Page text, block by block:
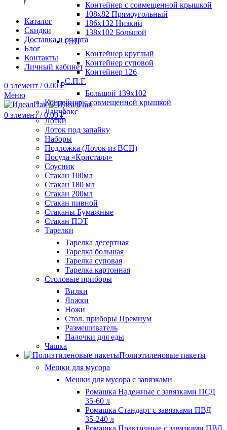
Каталог
Скидки
Доставка и оплата
Блог
Контакты
Личный кабинет
0 элемент / 0.00₽
Меню
0 элемент / 0.00₽
Контейнер с совмещенной крышкой
108х82 Прямоугольный
186х132 Низкий
138х102 Большой
СтП
Контейнер круглый
Контейнер суповой
Контейнер 126
С.П.Г.
Большой 139х102
Контейнер с совмещенной крышкой
Ланчбокс
Лотки
Лоток под запайку
Наборы
Подложка (Лоток из ВСП)
Посуда «Кристалл»
Соусник
Стакан 100мл
Стакан 180 мл
Стакан 200мл
Стакан пивной
Стаканы Бумажные
Стакан ПЭТ
Тарелки
Тарелка десертная
Тарелка большая
Тарелка суповая
Тарелка картонная
Столовые приборы
Вилки
Ложки
Ножи
Стол. приборы Премиум
Размешиватель
Палочки для еды
Чашка
Полиэтиленовые пакеты
Мешки для мусора
Мешки для мусора с завязками
Ромашка Надежные с завязками ПСД
35-60 л
Ромашка Стандарт с завязками ПВД
35-240 л
Ромашка Практичные с завязками ПВД